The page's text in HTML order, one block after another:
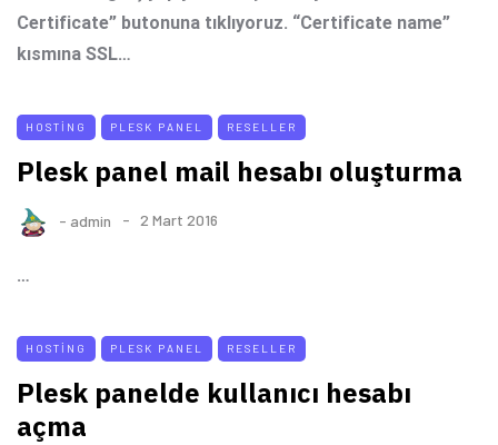
Certificate” butonuna tıklıyoruz. “Certificate name”
kısmına SSL…
HOSTING PLESK PANEL RESELLER
Plesk panel mail hesabı oluşturma
- admin 2 Mart 2016
…
HOSTING PLESK PANEL RESELLER
Plesk panelde kullanıcı hesabı
açma